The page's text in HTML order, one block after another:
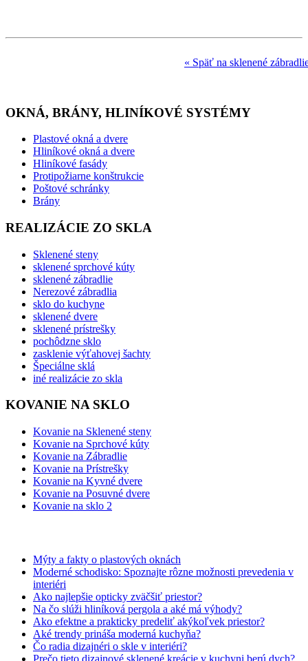
« Späť na sklenené
OKNÁ, BRÁNY, HLINÍKOVÉ SYSTÉMY
Plastové okná a dvere
Hliníkové okná a dvere
Hliníkové fasády
Protipožiarne konštrukcie
Poštové schránky
Brány
REALIZÁCIE ZO SKLA
Sklenené steny
sklenené sprchové kúty
sklenené zábradlie
Nerezové zábradlia
sklo do kuchyne
sklenené dvere
sklenené prístrešky
pochôdzne sklo
zasklenie výťahovej šachty
Špeciálne sklá
iné realizácie zo skla
KOVANIE NA SKLO
Kovanie na Sklenené steny
Kovanie na Sprchové kúty
Kovanie na Zábradlie
Kovanie na Prístrešky
Kovanie na Kyvné dvere
Kovanie na Posuvné dvere
Kovanie na sklo 2
Mýty a fakty o plastových oknách
Moderné schodisko: Spoznajte rôzne možnosti prevedenia v
interiéri
Ako najlepšie opticky zväčšiť priestor?
Na čo slúži hliníková pergola a aké má výhody?
Ako efektne a prakticky predeliť akýkoľvek priestor?
Aké trendy prináša moderná kuchyňa?
Čo radia dizajnéri o skle v interiéri?
Prečo tieto dizajnové sklenené kreácie v kuchyni berú dych?